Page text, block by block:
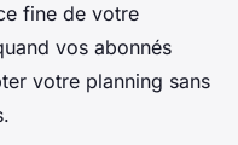
fine de votre
vos abonnés
votre planning sans